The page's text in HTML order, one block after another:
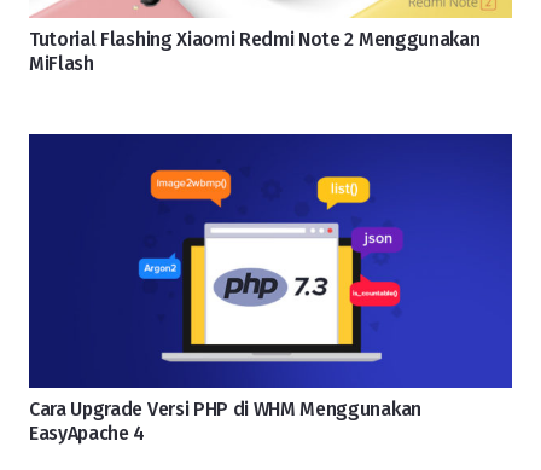
Tutorial Flashing Xiaomi Redmi Note 2 Menggunakan
MiFlash
Cara Upgrade Versi PHP di WHM Menggunakan
EasyApache 4